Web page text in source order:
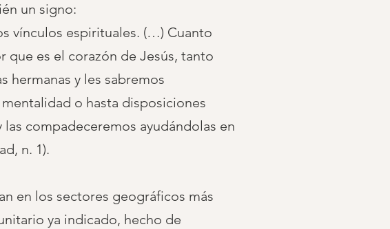
un signo:
vínculos espirituales. (…) Cuanto
que es el corazón de Jesús, tanto
hermanas y les sabremos
o hasta disposiciones
compadeceremos ayudándolas en
n. 1).
en los sectores geográficos más
ya indicado, hecho de